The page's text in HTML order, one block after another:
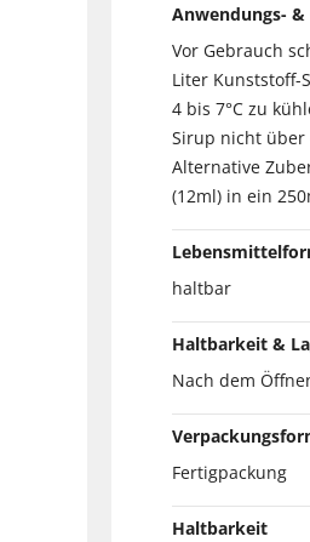
Anwendungs-
Vor Gebrauch
Liter Kunststoff-
4 bis 7°C zu
Sirup nicht über
Alternative
(12ml) in ein
haltbar
Haltbarkeit &
Nach dem
Fertigpackung
Haltbarkeit